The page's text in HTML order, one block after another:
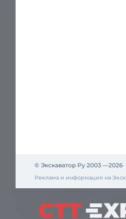
© Экскаватор Ру 2003 —2026
Реклама и информация на